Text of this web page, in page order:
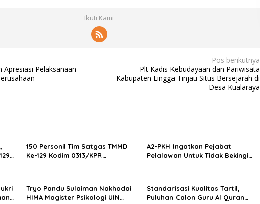
Ikuti Kami
Apresiasi Pelaksanaan
Pos berikutnya
Plt Kadis Kebudayaan dan Pariwisata
Kabupaten Lingga Tinjau Situs Bersejarah di
Desa Kualaraya
150 Personil Tim Satgas TMMD
Ke-129 Kodim 0313/KPR
A2-PKH Ingatkan Pejabat
Pelalawan Untuk Tidak Bekingi
Tryo Pandu Sulaiman Nakhodai
HIMA Magister Psikologi UIN
Standarisasi Kualitas Tartil,
Puluhan Calon Guru Al Quran